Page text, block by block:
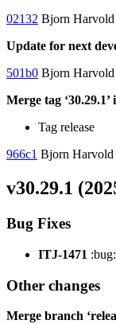
02132 Bjorn Harvold
Update for next
501b0 Bjorn Harvold
Merge tag
Tag release
966c1 Bjorn Harvold
v30.29.1
Bug Fixes
ITJ-1471
Other changes
Merge branch